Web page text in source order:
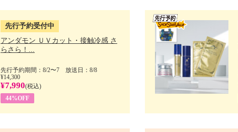
先行予約受付中
アンダモン ＵＶカット・接触冷感 さ
らさら！...
先行予約期間：8/2〜7 放送日：8/8
¥14,300
¥7,990(税込)
44%OFF